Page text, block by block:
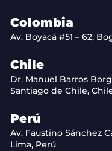
Colombia
Av. Boyacá #51 – 62,
Chile
Dr. Manuel Barros
Santiago de Chile,
Perú
Av. Faustino Sánchez
Lima, Perú